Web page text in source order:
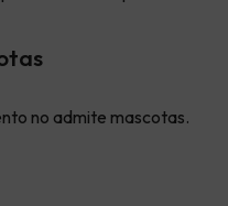
no admite mascotas.